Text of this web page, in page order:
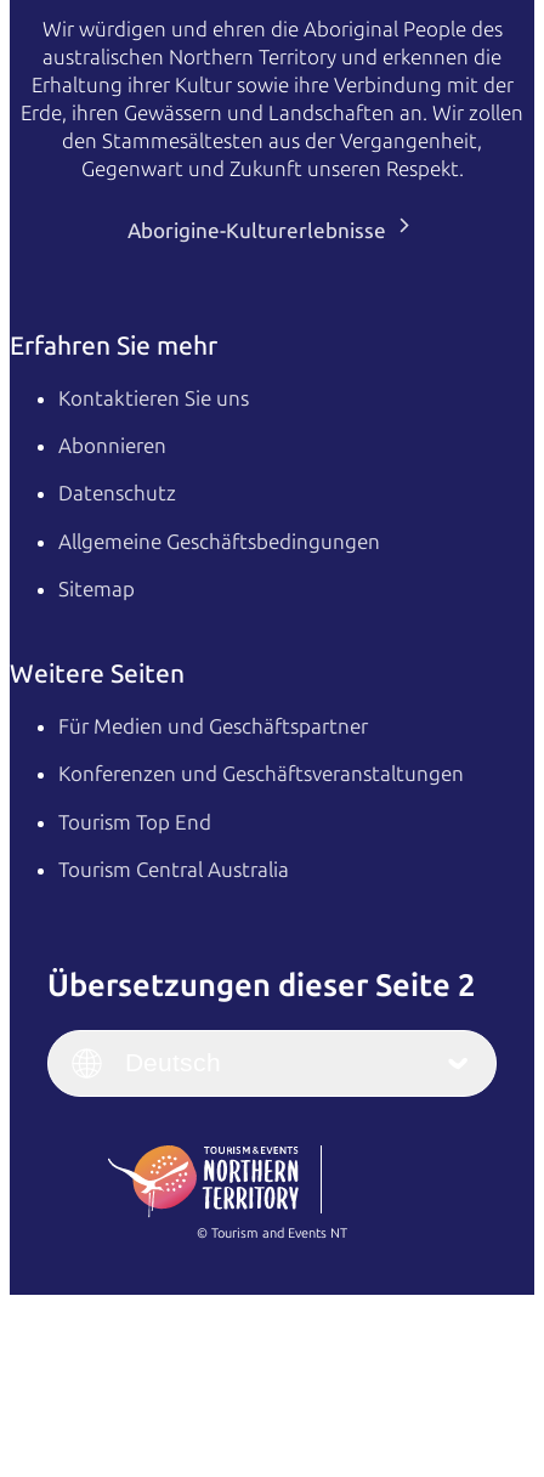
Wir würdigen und ehren die Aboriginal People des
australischen Northern Territory und erkennen die
Erhaltung ihrer Kultur sowie ihre Verbindung mit der
Erde, ihren Gewässern und Landschaften an. Wir zollen
den Stammesältesten aus der Vergangenheit,
Gegenwart und Zukunft unseren Respekt.
Aborigine-Kulturerlebnisse
Erfahren Sie mehr
Kontaktieren Sie uns
Abonnieren
Datenschutz
Allgemeine Geschäftsbedingungen
Sitemap
Weitere Seiten
Für Medien und Geschäftspartner
Konferenzen und Geschäftsveranstaltungen
Tourism Top End
Tourism Central Australia
Übersetzungen dieser Seite 2
English
(Singapore)
Français
Italiano
繁體中文
© Tourism and Events NT